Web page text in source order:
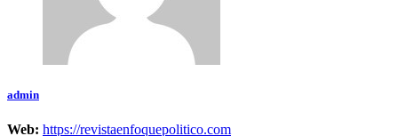
admin
Web: https://revistaenfoquepolitico.com